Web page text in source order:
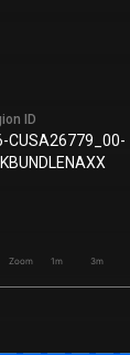
ID
CUSA26779_00-
Zoom 1m 3m